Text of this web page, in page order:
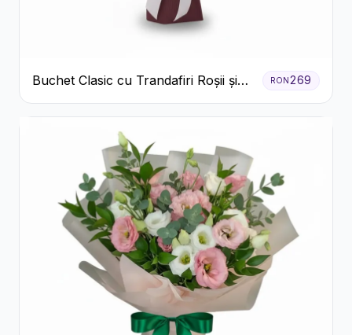
Buchet Clasic cu Trandafiri Roșii și
Crizanteme Albe
RON269